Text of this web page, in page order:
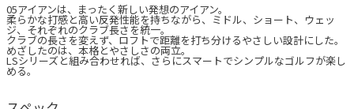
05アイアンは、まったく新しい発想のアイアン。
柔らかな打感と高い反発性能を持ちながら、ミドル、ショート、ウェッ
ジ、それぞれのクラブ長さを統一。
クラブの長さを変えず、ロフトで距離を打ち分けるやさしい設計にした。
めざしたのは、本格とやさしさの両立。
LSシリーズと組み合わせれば、さらにスマートでシンプルなゴルフが楽し
める。